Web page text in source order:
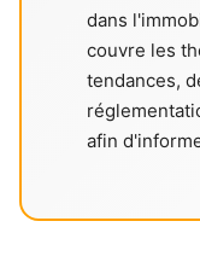
dans
couvre les
tendances,
afin